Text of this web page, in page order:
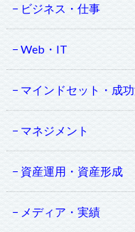
ビジネス・仕事
Web・IT
マインドセット・成
マネジメント
資産運用・資産形成
メディア・実績